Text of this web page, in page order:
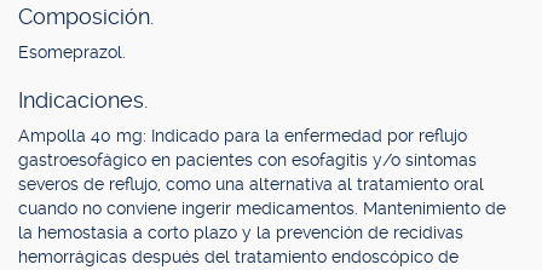
Composición.
Esomeprazol.
Indicaciones.
Ampolla 40 mg: Indicado para la enfermedad por reflujo
gastroesofágico en pacientes con esofagitis y/o síntomas
severos de reflujo, como una alternativa al tratamiento oral
cuando no conviene ingerir medicamentos. Mantenimiento de
la hemostasia a corto plazo y la prevención de recidivas
hemorrágicas después del tratamiento endoscópico de